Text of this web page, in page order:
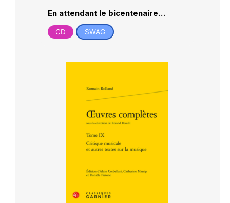
En attendant le bicentenaire…
CD SWAG